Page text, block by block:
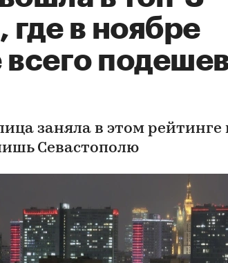
где в ноябре
всего
заняла в этом рейтинге
Севастополю